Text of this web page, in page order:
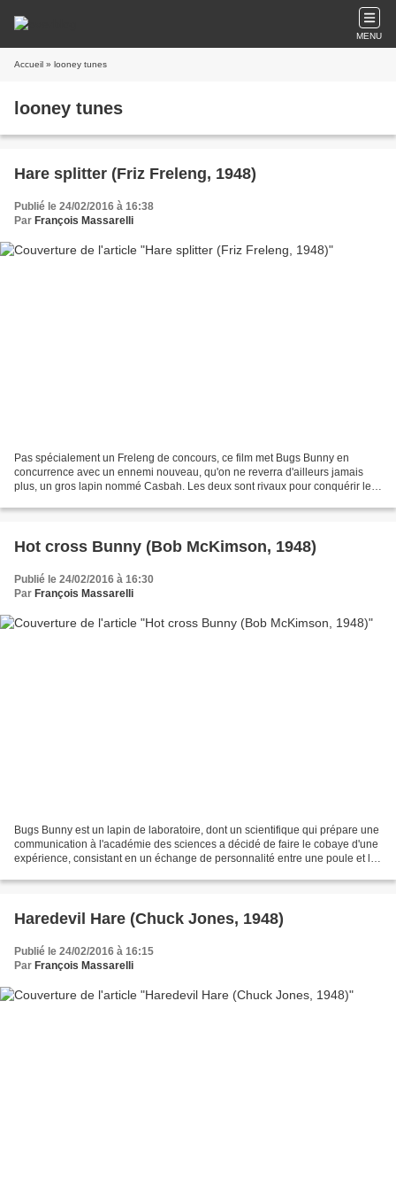
MENU
Accueil » looney tunes
looney tunes
Hare splitter (Friz Freleng, 1948)
Publié le 24/02/2016 à 16:38
Par François Massarelli
Pas spécialement un Freleng de concours, ce film met Bugs Bunny en
concurrence avec un ennemi nouveau, qu'on ne reverra d'ailleurs jamais
plus, un gros lapin nommé Casbah. Les deux sont rivaux pour conquérir le
Hot cross Bunny (Bob McKimson, 1948)
Publié le 24/02/2016 à 16:30
Par François Massarelli
Bugs Bunny est un lapin de laboratoire, dont un scientifique qui prépare une
communication à l'académie des sciences a décidé de faire le cobaye d'une
expérience, consistant en un échange de personnalité entre une poule et le
Haredevil Hare (Chuck Jones, 1948)
Publié le 24/02/2016 à 16:15
Par François Massarelli